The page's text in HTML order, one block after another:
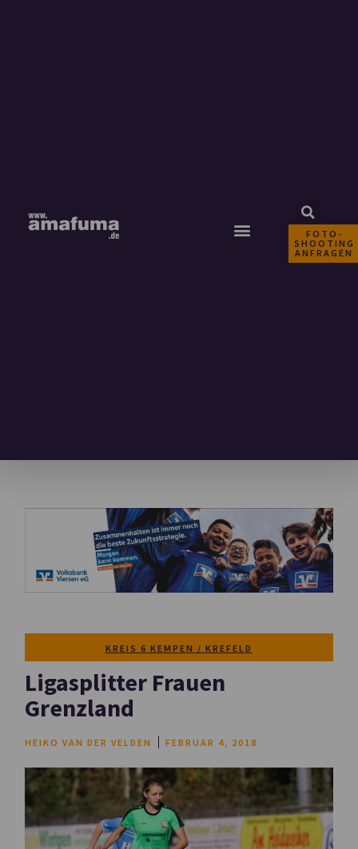
FOTO-
SHOOTING
ANFRAGEN
KREIS 6 KEMPEN / KREFELD
Ligasplitter Frauen
Grenzland
HEIKO VAN DER VELDEN FEBRUAR 4, 2018